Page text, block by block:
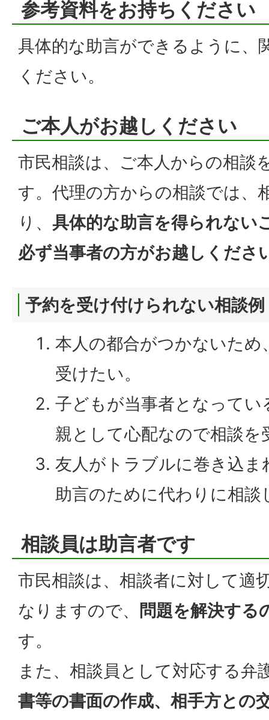
参考資料をお持ちください
具体的な助言ができるように、
ください。
ご本人がお越しください
市民相談は、ご本人からの相談
す。代理の方からの相談では、
り、 具体的な助言を得られない
必ず当事者の方がお越しくださ
予約を受け付けられない相談例
本人の都合がつかないため
受けたい。
子どもが当事者となって
親として心配なので相談を
友人がトラブルに巻き込
助言のために代わりに相談
相談員は助言者です
市民相談は、相談者に対して適
なりますので、
問題を解決する
す。
また、相談員として対応する弁
書等の書面の作成、相手方との